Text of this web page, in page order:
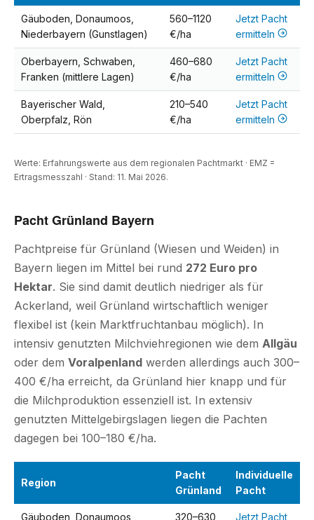
Gäuboden, Donaumoos,
Niederbayern (Gunstlagen)
560–1120
€/ha
Jetzt Pacht
ermitteln
Oberbayern, Schwaben,
Franken (mittlere Lagen)
460–680
€/ha
Jetzt Pacht
ermitteln
Bayerischer Wald,
Oberpfalz, Rön
210–540
€/ha
Jetzt Pacht
ermitteln
Werte: Erfahrungswerte aus dem regionalen Pachtmarkt · EMZ =
Ertragsmesszahl · Stand: 11. Mai 2026.
Pacht Grünland Bayern
Pachtpreise für Grünland (Wiesen und Weiden) in
Bayern liegen im Mittel bei rund 272 Euro pro
Hektar. Sie sind damit deutlich niedriger als für
Ackerland, weil Grünland wirtschaftlich weniger
flexibel ist (kein Marktfruchtanbau möglich). In
intensiv genutzten Milchviehregionen wie dem Allgäu
oder dem Voralpenland werden allerdings auch 300–
400 €/ha erreicht, da Grünland hier knapp und für
die Milchproduktion essenziell ist. In extensiv
genutzten Mittelgebirgslagen liegen die Pachten
dagegen bei 100–180 €/ha.
Region
Pacht
Grünland
Individuelle
Pacht
Gäuboden, Donaumoos, 320–630 Jetzt Pacht